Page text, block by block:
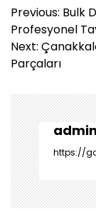
Y
a
z
ı
e
z
i
n
m
e
s
Previous: Bulk
Profesyonel
Next:
Parçaları
admin
https://